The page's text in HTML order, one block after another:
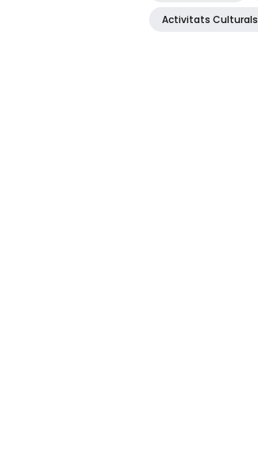
Activitats Culturals